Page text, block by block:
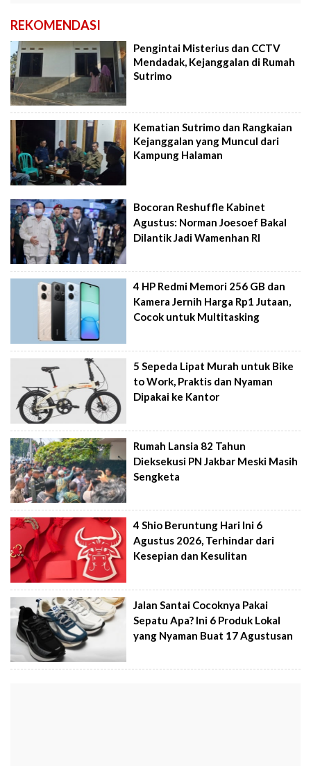
REKOMENDASI
Pengintai Misterius dan CCTV
Mendadak, Kejanggalan di Rumah
Sutrimo
Kematian Sutrimo dan Rangkaian
Kejanggalan yang Muncul dari
Kampung Halaman
Bocoran Reshuffle Kabinet
Agustus: Norman Joesoef Bakal
Dilantik Jadi Wamenhan RI
4 HP Redmi Memori 256 GB dan
Kamera Jernih Harga Rp1 Jutaan,
Cocok untuk Multitasking
5 Sepeda Lipat Murah untuk Bike
to Work, Praktis dan Nyaman
Dipakai ke Kantor
Rumah Lansia 82 Tahun
Dieksekusi PN Jakbar Meski Masih
Sengketa
4 Shio Beruntung Hari Ini 6
Agustus 2026, Terhindar dari
Kesepian dan Kesulitan
Jalan Santai Cocoknya Pakai
Sepatu Apa? Ini 6 Produk Lokal
yang Nyaman Buat 17 Agustusan